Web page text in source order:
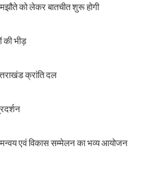
को लेकर बातचीत शुरू होगी
की भीड़
क्रांति दल
एवं विकास सम्मेलन का भव्य आयोजन